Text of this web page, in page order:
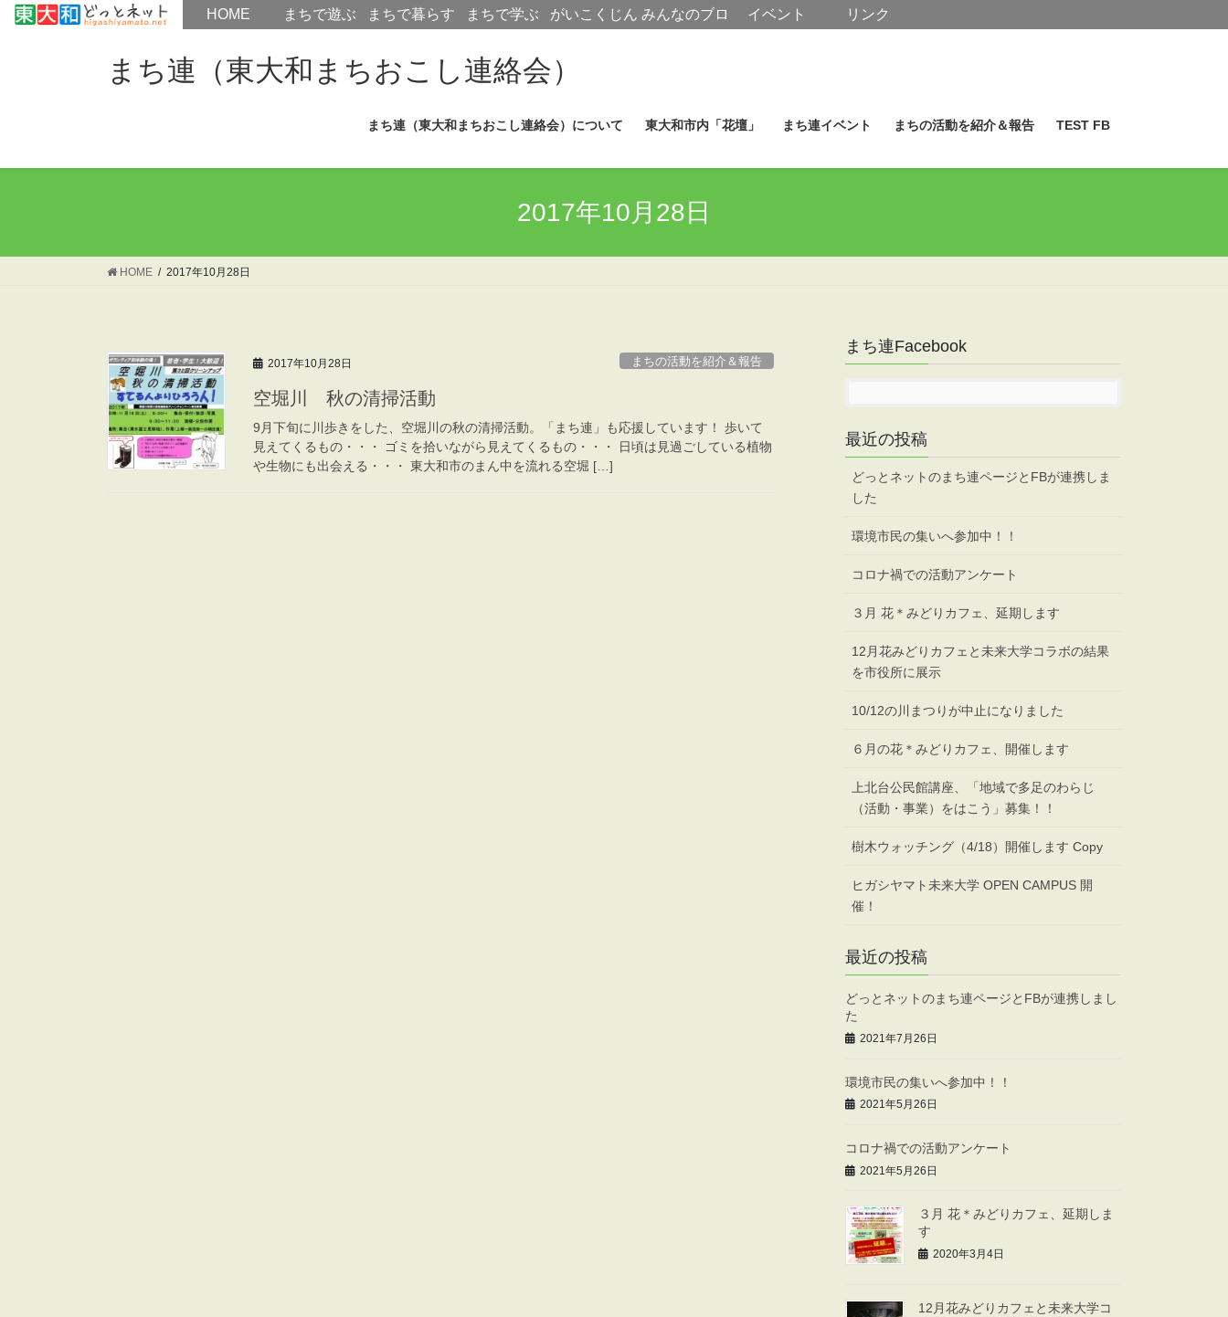
ス
ン
まち連（東大和まちおこし連絡会）
まち連（東大和まちおこし連絡会）について 東大和市内「花壇」 まち連イベント まちの活動を紹介＆報告 TEST FB
2017年10月28日
HOME 2017年10月28日
2017年10月28日 まちの活動を紹介＆報告
空堀川 秋の清掃活動
9月下旬に川歩きをした、空堀川の秋の清掃活動。「まち連」も応援しています！ 歩いて
見えてくるもの・・・ ゴミを拾いながら見えてくるもの・・・ 日頃は見過ごしている植物
や生物にも出会える・・・ 東大和市のまん中を流れる空堀 […]
まち連Facebook
最近の投稿
どっとネットのまち連ページとFBが連携しま
した
環境市民の集いへ参加中！！
コロナ禍での活動アンケート
３月 花＊みどりカフェ、延期します
12月花みどりカフェと未来大学コラボの結果
を市役所に展示
10/12の川まつりが中止になりました
６月の花＊みどりカフェ、開催します
上北台公民館講座、「地域で多足のわらじ
（活動・事業）をはこう」募集！！
樹木ウォッチング（4/18）開催します Copy
ヒガシヤマト未来大学 OPEN CAMPUS 開
催！
最近の投稿
どっとネットのまち連ページとFBが連携しまし
た
2021年7月26日
環境市民の集いへ参加中！！
2021年5月26日
コロナ禍での活動アンケート
2021年5月26日
３月 花＊みどりカフェ、延期しま
す
2020年3月4日
12月花みどりカフェと未来大学コ
HOMEHOME まちで遊ぶ まちで暮らす まちで学ぶ がいこくじん みんなのブロ
イベント リンク